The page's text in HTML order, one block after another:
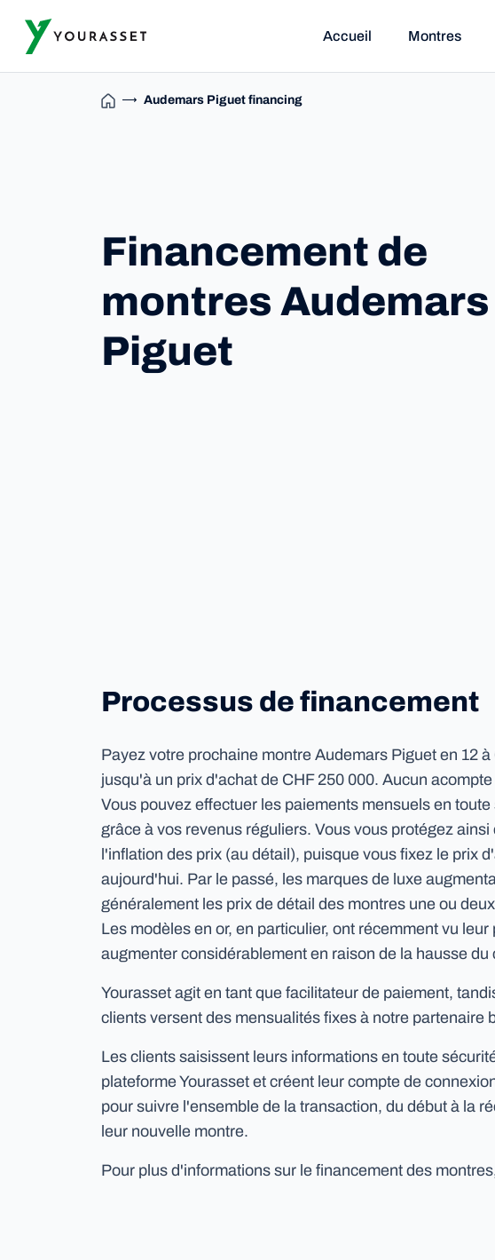
Accueil Montres
Audemars Piguet financing
Financement de
montres Audemars
Piguet
Processus de financement
Payez votre prochaine montre Audemars Piguet en 12 à
jusqu'à un prix d'achat de CHF 250 000. Aucun
Vous pouvez effectuer les paiements mensuels en toute
grâce à vos revenus réguliers. Vous vous protégez ainsi
l'inflation des prix (au détail), puisque vous fixez le prix
aujourd'hui. Par le passé, les marques de luxe
généralement les prix de détail des montres une ou
Les modèles en or, en particulier, ont récemment vu leur
augmenter considérablement en raison de la hausse du
Yourasset agit en tant que facilitateur de paiement,
clients versent des mensualités fixes à notre partenaire
Les clients saisissent leurs informations en toute
plateforme Yourasset et créent leur compte de
pour suivre l'ensemble de la transaction, du début à la
leur nouvelle montre.
Pour plus d'informations sur le financement des